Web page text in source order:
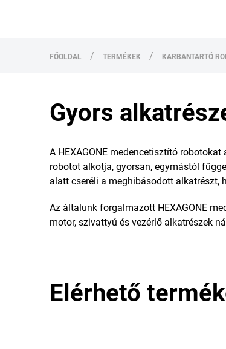
FŐOLDAL / TERMÉKEK / KARBANTARTÓ
Gyors
A HEXAGONE medencetisztító
robotot alkotja, gyorsan, egymástól
alatt cseréli a meghibásodott alkatrészt,
Az általunk forgalmazott HEXAGONE
motor, szivattyú és vezérlő alkatrészek
Elérhető